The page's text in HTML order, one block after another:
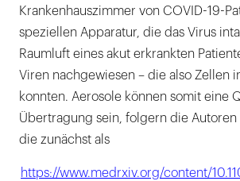
Krankenhauszimmer von COVID-19-
speziellen Apparatur, die das Virus
Raumluft eines akut erkrankten
Viren nachgewiesen – die also Zellen
konnten. Aerosole können somit eine
Übertragung sein, folgern die Autoren
die zunächst als
https://www.medrxiv.org/content/